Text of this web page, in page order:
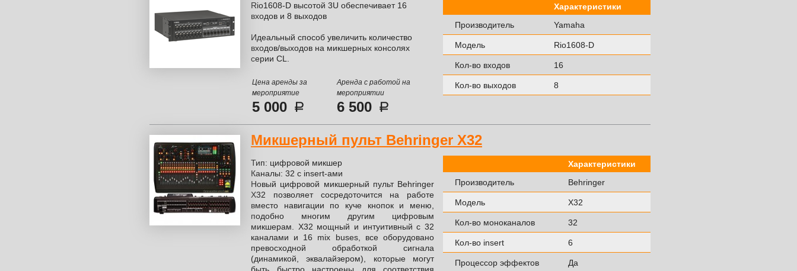
Характеристики
Производитель
Yamaha
Модель Rio1608-D
Кол-во входов 16
Кол-во выходов 8
Rio1608-D высотой 3U обеспечивает 16
входов и 8 выходов
Идеальный способ увеличить количество
входов/выходов на микшерных консолях
серии CL.
Цена аренды за
мероприятие
Аренда с работой на
мероприятии
5 000 6 500
Микшерный пульт Behringer X32
Характеристики
Производитель
Behringer
Модель Х32
Кол-во моноканалов 32
Кол-во insert 6
Процессор эффектов Да
Тип: цифровой микшер
Каналы: 32 с insert-ами
Новый цифровой микшерный пульт Behringer
Х32 позволяет сосредоточится на работе
вместо навигации по куче кнопок и меню,
подобно многим другим цифровым
микшерам. Х32 мощный и интуитивный с 32
каналами и 16 mix buses, все оборудовано
превосходной обработкой сигнала
(динамикой, эквалайзером), которые могут